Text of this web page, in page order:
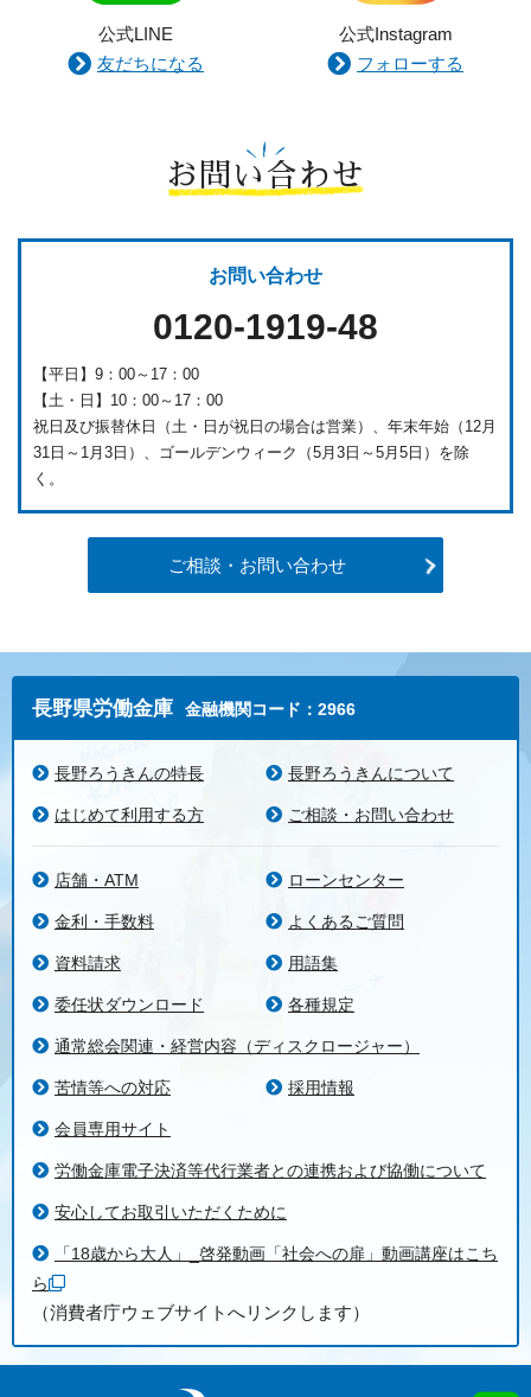
公式LINE
友だちになる
公式Instagram
フォローする
お問い合わせ
お問い合わせ
0120-1919-48
【平日】9：00～17：00
【土・日】10：00～17：00
祝日及び振替休日（土・日が祝日の場合は営業）、年末年始（12月
31日～1月3日）、ゴールデンウィーク（5月3日～5月5日）を除
く。
ご相談・お問い合わせ
長野県労働金庫 金融機関コード：2966
長野ろうきんの特長 長野ろうきんについて
はじめて利用する方 ご相談・お問い合わせ
店舗・ATM ローンセンター
金利・手数料 よくあるご質問
資料請求 用語集
委任状ダウンロード 各種規定
通常総会関連・経営内容（ディスクロージャー）
苦情等への対応 採用情報
会員専用サイト
労働金庫電子決済等代行業者との連携および協働について
安心してお取引いただくために
「18歳から大人」_啓発動画「社会への扉」動画講座はこち
ら
（消費者庁ウェブサイトへリンクします）